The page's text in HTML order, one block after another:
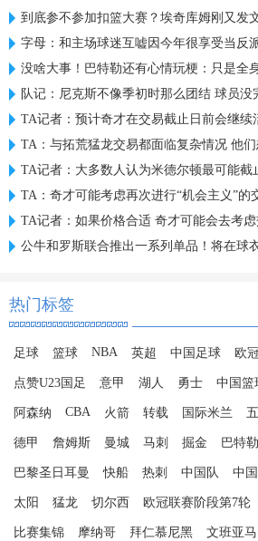
到底参不参加扣篮大赛？埃奇库姆刚又发文
字母：和主场球迷互嘘因今年很享受当反
没啥大事！巴特勒还有心情玩梗：只是全
队记：尼克斯不像季初时那么团结 球员
TA记者：预计奇才在交易截止日前会继续
TA：与拓荒猛龙交易都面临复杂情况 他
TA记者：大多数人认为米德尔顿最可能截
TA：奇才可能考虑再次进行“机会主义”的
TA记者：如果价格合适 奇才可能会去考
公牛和罗斯联合推出一系列单品！将在球
热门标签
足球 篮球 NBA 英超 中国足球 欧
点赞U23国足 意甲 湖人 勇士 中国篮
阿森纳 CBA 火箭 转载 国际米兰
德甲 詹姆斯 曼城 马刺 掘金 巴特勒
巴黎圣日耳曼 快船 热刺 中国队 中
太阳 猛龙 切尔西 欧冠联赛阶段第7轮
比赛集锦 摩纳哥 拜仁慕尼黑 文班亚马